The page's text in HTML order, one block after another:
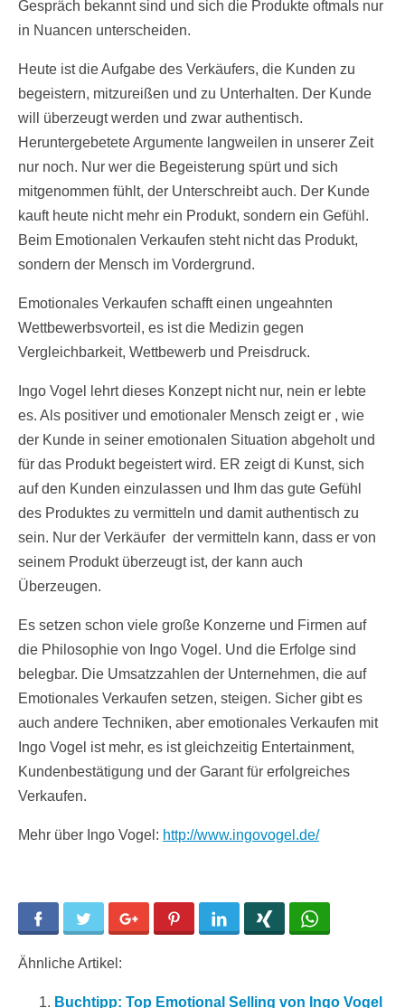
Gespräch bekannt sind und sich die Produkte oftmals nur
in Nuancen unterscheiden.
Heute ist die Aufgabe des Verkäufers, die Kunden zu
begeistern, mitzureißen und zu Unterhalten. Der Kunde
will überzeugt werden und zwar authentisch.
Heruntergebetete Argumente langweilen in unserer Zeit
nur noch. Nur wer die Begeisterung spürt und sich
mitgenommen fühlt, der Unterschreibt auch. Der Kunde
kauft heute nicht mehr ein Produkt, sondern ein Gefühl.
Beim Emotionalen Verkaufen steht nicht das Produkt,
sondern der Mensch im Vordergrund.
Emotionales Verkaufen schafft einen ungeahnten
Wettbewerbsvorteil, es ist die Medizin gegen
Vergleichbarkeit, Wettbewerb und Preisdruck.
Ingo Vogel lehrt dieses Konzept nicht nur, nein er lebte
es. Als positiver und emotionaler Mensch zeigt er , wie
der Kunde in seiner emotionalen Situation abgeholt und
für das Produkt begeistert wird. ER zeigt di Kunst, sich
auf den Kunden einzulassen und Ihm das gute Gefühl
des Produktes zu vermitteln und damit authentisch zu
sein. Nur der Verkäufer der vermitteln kann, dass er von
seinem Produkt überzeugt ist, der kann auch
Überzeugen.
Es setzen schon viele große Konzerne und Firmen auf
die Philosophie von Ingo Vogel. Und die Erfolge sind
belegbar. Die Umsatzzahlen der Unternehmen, die auf
Emotionales Verkaufen setzen, steigen. Sicher gibt es
auch andere Techniken, aber emotionales Verkaufen mit
Ingo Vogel ist mehr, es ist gleichzeitig Entertainment,
Kundenbestätigung und der Garant für erfolgreiches
Verkaufen.
Mehr über Ingo Vogel: http://www.ingovogel.de/
Facebook Twitter Google+ Pinterest LinkedIn
Ähnliche Artikel:
Buchtipp: Top Emotional Selling von Ingo Vogel